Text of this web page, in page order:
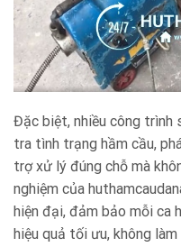
Đặc biệt, nhiều công trình
tra tình trạng hầm cầu,
trợ xử lý đúng chỗ mà
nghiệm của
hiện đại, đảm bảo mỗi ca
hiệu quả tối ưu, không